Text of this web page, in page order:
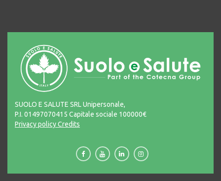
SUOLO E SALUTE SRL Unipersonale,
P.I. 01497070415 Capitale sociale 100000€
Privacy policyCredits